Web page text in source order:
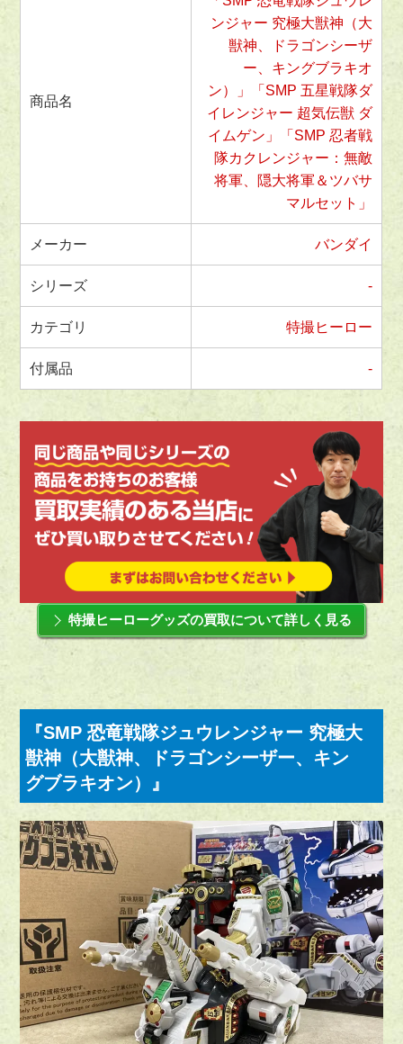
商品名
ンジャー 究極大獣神（大
獣神、ドラゴンシーザ
ー、キングブラキオ
ン）」「SMP 五星戦隊ダ
イレンジャー 超気伝獣 ダ
イムゲン」「SMP 忍者戦
隊カクレンジャー：無敵
将軍、隠大将軍＆ツバサ
マルセット」
メーカー バンダイ
シリーズ -
カテゴリ 特撮ヒーロー
付属品 -
特撮ヒーローグッズの買取について詳しく見る
『SMP 恐竜戦隊ジュウレンジャー 究極大
獣神（大獣神、ドラゴンシーザー、キン
グブラキオン）』